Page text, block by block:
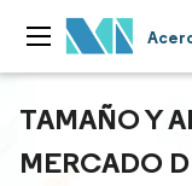
TAMAÑO Y
MERCADO